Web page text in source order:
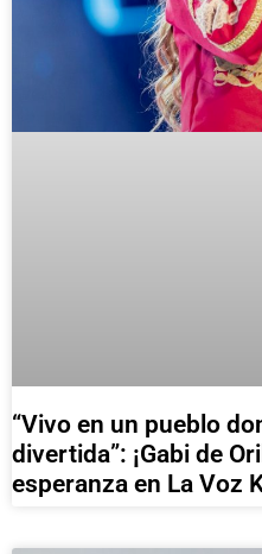
“Vivo en un pueblo
divertida”: ¡Gabi de
esperanza en La Voz